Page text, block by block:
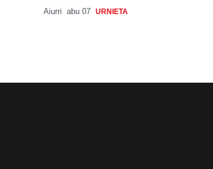
Aiurri abu 07 URNIETA